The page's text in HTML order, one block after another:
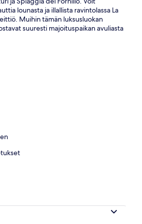
Ilmainen
lounasta ja illallista ravintolassa La
Muihin tämän luksusluokan
suuresti majoituspaikan avuliasta